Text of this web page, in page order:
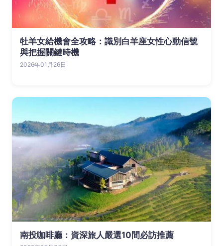
牡羊女給機會全攻略：識別白羊座女性心動信號
與把握關鍵時機
2026年01月26日
南投咖啡廳：資深旅人嚴選10間必訪推薦